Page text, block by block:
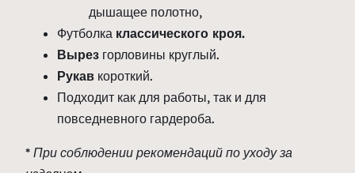
дышащее полотно,
Футболка классического кроя.
Вырез горловины круглый.
Рукав короткий.
Подходит как для работы, так и для
повседневного гардероба.
* При соблюдении рекомендаций по уходу за